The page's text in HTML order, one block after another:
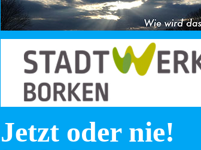
Jetzt oder nie!